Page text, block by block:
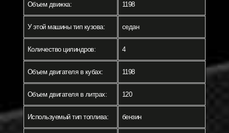
Объем движка: 1198
У этой машины тип кузова: седан
Количество цилиндров: 4
Объем двигателя в кубах: 1198
Объем двигателя в литрах: 120
Используемый тип топлива: бензин